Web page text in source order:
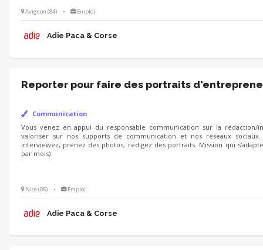
Avignon (84) • Emploi
Adie Paca & Corse
Reporter pour faire des portraits
Communication
Vous venez en appui du responsable communication sur la
valoriser sur nos supports de communication et nos réseaux
interviewez, prenez des photos, rédigez des portraits. Mission qui
par mois)
Nice (06) • Emploi
Adie Paca & Corse